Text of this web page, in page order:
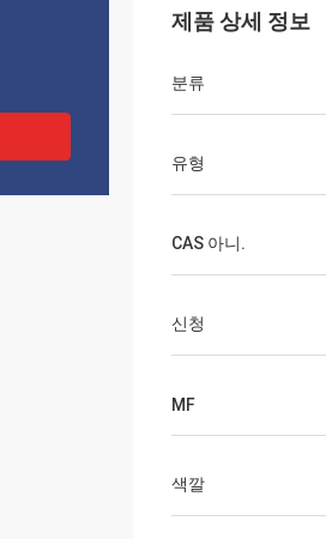
제품 상세 정보
분류
유형
CAS 아니.
신청
MF
색깔